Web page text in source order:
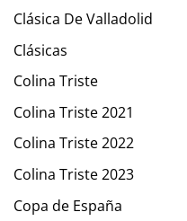
Clásica De Valladolid
Clásicas
Colina Triste
Colina Triste 2021
Colina Triste 2022
Colina Triste 2023
Copa de España